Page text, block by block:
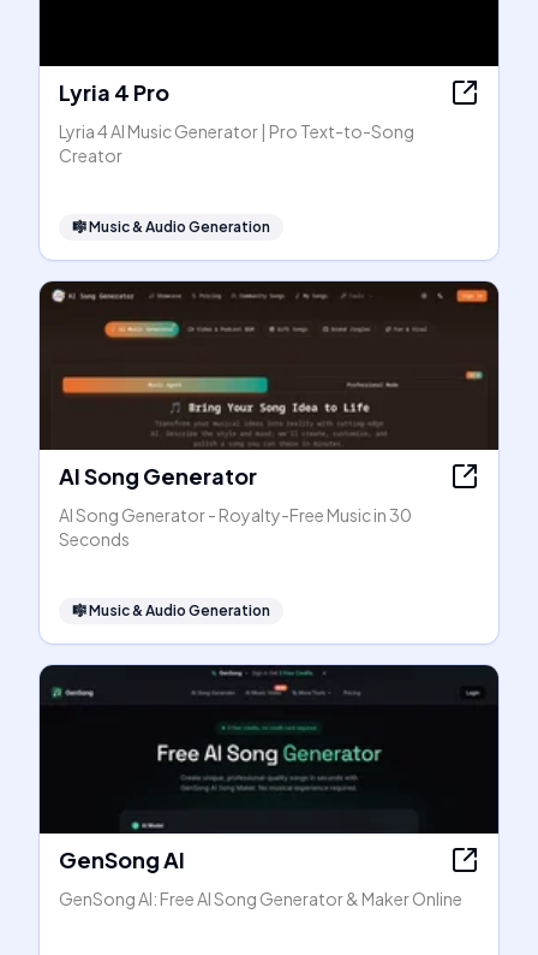
Lyria 4 Pro
Lyria 4 AI Music Generator | Pro Text-to-Song
Creator
🎼Music & Audio Generation
AI Song Generator
AI Song Generator - Royalty-Free Music in 30
Seconds
🎼Music & Audio Generation
GenSong AI
GenSong AI: Free AI Song Generator & Maker Online